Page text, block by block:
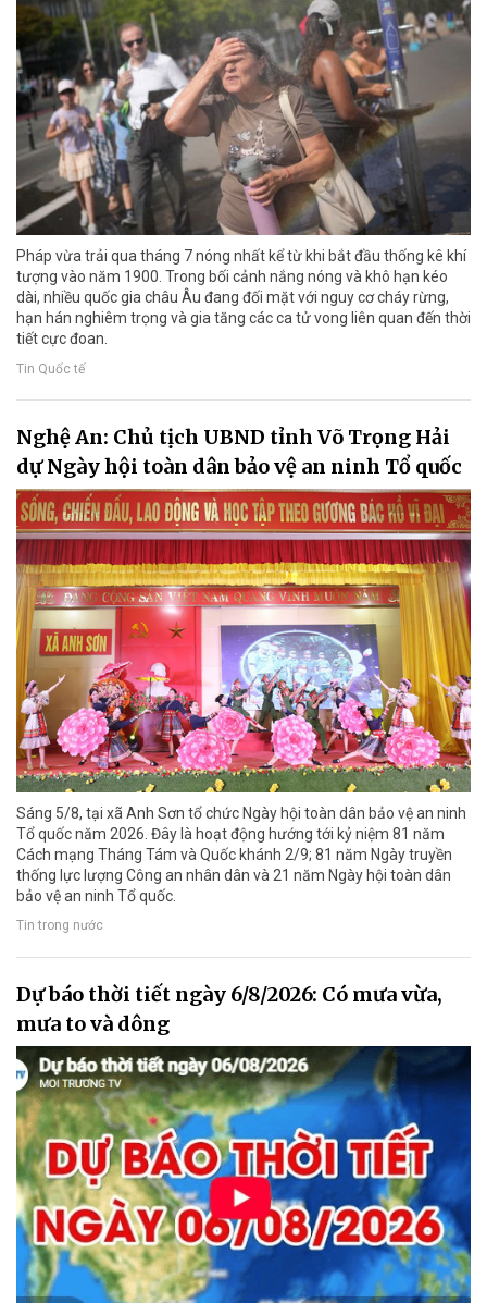
Pháp vừa trải qua tháng 7 nóng nhất kể từ khi bắt đầu thống kê khí
tượng vào năm 1900. Trong bối cảnh nắng nóng và khô hạn kéo
dài, nhiều quốc gia châu Âu đang đối mặt với nguy cơ cháy rừng,
hạn hán nghiêm trọng và gia tăng các ca tử vong liên quan đến thời
tiết cực đoan.
Tin Quốc tế
Nghệ An: Chủ tịch UBND tỉnh Võ Trọng Hải
dự Ngày hội toàn dân bảo vệ an ninh Tổ quốc
Sáng 5/8, tại xã Anh Sơn tổ chức Ngày hội toàn dân bảo vệ an ninh
Tổ quốc năm 2026. Đây là hoạt động hướng tới kỷ niệm 81 năm
Cách mạng Tháng Tám và Quốc khánh 2/9; 81 năm Ngày truyền
thống lực lượng Công an nhân dân và 21 năm Ngày hội toàn dân
bảo vệ an ninh Tổ quốc.
Tin trong nước
Dự báo thời tiết ngày 6/8/2026: Có mưa vừa,
mưa to và dông